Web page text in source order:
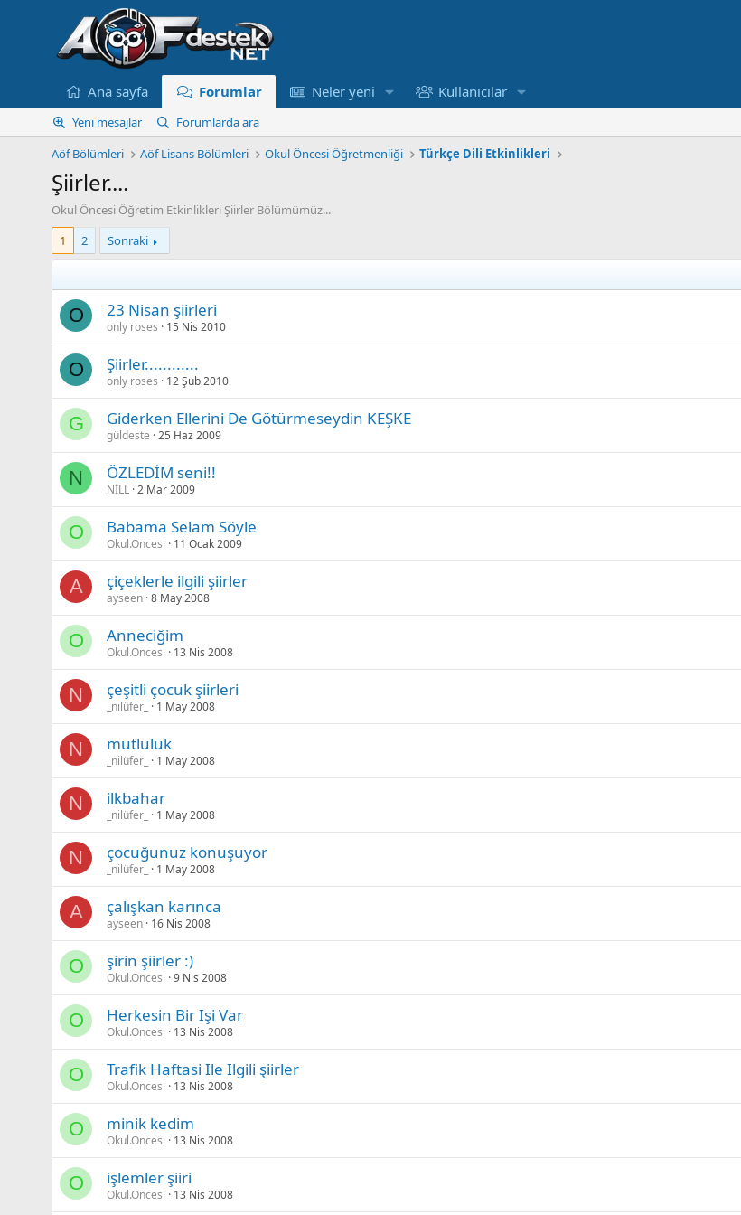
Ana sayfa Forumlar Neler yeni Kullanıcılar
Yeni mesajlar
Forumlarda ara
Aöf Bölümleri
Aöf Lisans Bölümleri Okul Öncesi Öğretmenliği Türkçe Dili Etkinlikleri
Şiirler....
Okul Öncesi Öğretim Etkinlikleri Şiirler Bölümümüz...
1
2 Sonraki
O 23 Nisan şiirleri
only roses 15 Nis 2010
O Şiirler............
only roses 12 Şub 2010
G Giderken Ellerini De Götürmeseydin KEŞKE
güldeste 25 Haz 2009
N ÖZLEDİM seni!!
NİLL 2 Mar 2009
O Babama Selam Söyle
Okul.Oncesi 11 Ocak 2009
A çiçeklerle ilgili şiirler
ayseen 8 May 2008
O Anneciğim
Okul.Oncesi 13 Nis 2008
N çeşitli çocuk şiirleri
_nilüfer_ 1 May 2008
N mutluluk
_nilüfer_ 1 May 2008
N ilkbahar
_nilüfer_ 1 May 2008
N çocuğunuz konuşuyor
_nilüfer_ 1 May 2008
A çalışkan karınca
ayseen 16 Nis 2008
O şirin şiirler :)
Okul.Oncesi 9 Nis 2008
O Herkesin Bir Işi Var
Okul.Oncesi 13 Nis 2008
O Trafik Haftasi Ile Ilgili şiirler
Okul.Oncesi 13 Nis 2008
O minik kedim
Okul.Oncesi 13 Nis 2008
O işlemler şiiri
Okul.Oncesi 13 Nis 2008